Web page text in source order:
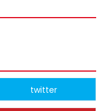
twitter